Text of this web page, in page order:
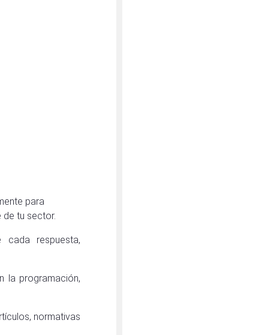
para
tu sector.
respuesta,
la programación,
normativas